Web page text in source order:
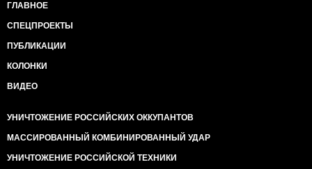
ГЛАВНОЕ
СПЕЦПРОЕКТЫ
ПУБЛИКАЦИИ
КОЛОНКИ
ВИДЕО
УНИЧТОЖЕНИЕ РОССИЙСКИХ ОККУПАНТОВ
МАССИРОВАННЫЙ КОМБИНИРОВАННЫЙ УДАР
УНИЧТОЖЕНИЕ РОССИЙСКОЙ ТЕХНИКИ